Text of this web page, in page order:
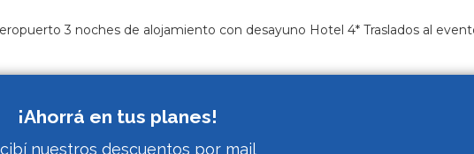
3 noches de alojamiento con desayuno Hotel 4* Traslados al
¡Ahorrá en tus planes!
nuestros descuentos por mail